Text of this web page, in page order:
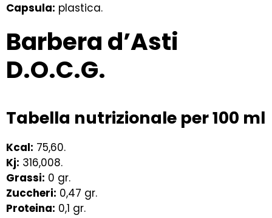
Capsula: plastica.
Barbera d’Asti
D.O.C.G.
Tabella nutrizionale per 100 ml
Kcal: 75,60.
Kj: 316,008.
Grassi: 0 gr.
Zuccheri: 0,47 gr.
Proteina: 0,1 gr.